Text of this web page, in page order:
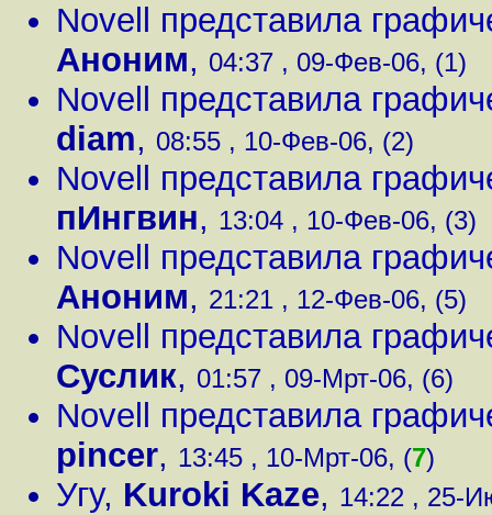
Novell представила
Аноним, 04:37 , 09-Фев-06, (1)
Novell представила
diam, 08:55 , 10-Фев-06, (2)
Novell представила
пИнгвин, 13:04 , 10-Фев-06, (3)
Novell представила
Аноним, 21:21 , 12-Фев-06, (5)
Novell представила
Суслик, 01:57 , 09-Мрт-06, (6)
Novell представила
pincer, 13:45 , 10-Мрт-06, (7)
Угу, Kuroki Kaze, 14:22 , 25-